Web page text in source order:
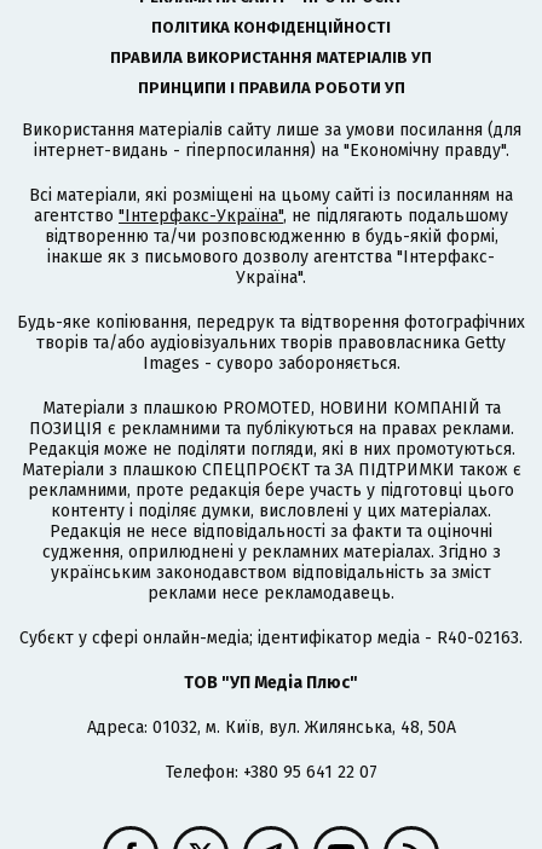
ПОЛІТИКА КОНФІДЕНЦІЙНОСТІ
ПРАВИЛА ВИКОРИСТАННЯ МАТЕРІАЛІВ УП
ПРИНЦИПИ І ПРАВИЛА РОБОТИ УП
Використання матеріалів сайту лише за умови посилання (для
інтернет-видань - гіперпосилання) на "Економічну правду".
Всі матеріали, які розміщені на цьому сайті із посиланням на
агентство "Інтерфакс-Україна", не підлягають подальшому
відтворенню та/чи розповсюдженню в будь-якій формі,
інакше як з письмового дозволу агентства "Інтерфакс-
Україна".
Будь-яке копіювання, передрук та відтворення фотографічних
творів та/або аудіовізуальних творів правовласника Getty
Images - суворо забороняється.
Матеріали з плашкою PROMOTED, НОВИНИ КОМПАНІЙ та
ПОЗИЦІЯ є рекламними та публікуються на правах реклами.
Редакція може не поділяти погляди, які в них промотуються.
Матеріали з плашкою СПЕЦПРОЄКТ та ЗА ПІДТРИМКИ також є
рекламними, проте редакція бере участь у підготовці цього
контенту і поділяє думки, висловлені у цих матеріалах.
Редакція не несе відповідальності за факти та оціночні
судження, оприлюднені у рекламних матеріалах. Згідно з
українським законодавством відповідальність за зміст
реклами несе рекламодавець.
Cубєкт у сфері онлайн-медіа; ідентифікатор медіа - R40-02163.
ТОВ "УП Медіа Плюс"
Адреса: 01032, м. Київ, вул. Жилянська, 48, 50А
Телефон: +380 95 641 22 07